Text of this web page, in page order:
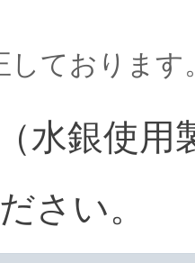
しております
水銀使用
さい。